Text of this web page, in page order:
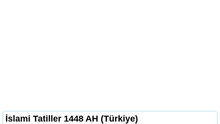
İslami Tatiller 1448 AH (Türkiye)